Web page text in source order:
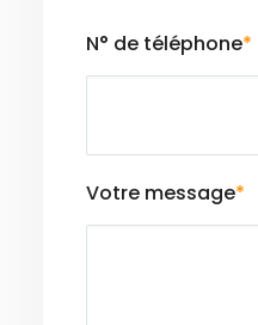
N° de téléphone*
Votre message*